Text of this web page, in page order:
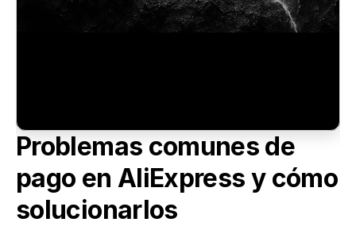
Problemas comunes de
pago en AliExpress y cómo
solucionarlos